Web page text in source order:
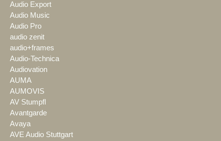
Audio Export
Audio Music
Audio Pro
audio zenit
audio+frames
Audio-Technica
Audiovation
AUMA
AUMOVIS
AV Stumpfl
Avantgarde
Avaya
AVE Audio Stuttgart